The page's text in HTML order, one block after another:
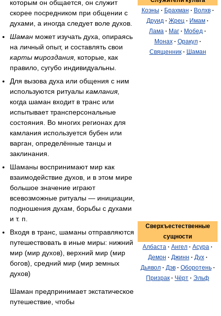
Коэны · Брахман · Волхв·
Друид · Жрец · Имам ·
Лама · Маг · Мобед ·
Монах· Оракул·
Священник· Шаман
Сверхъестественные
сущности
Албаста · Ангел · Асура ·
Демон · Джинн · Дух·
Дьявол· Дэв· Оборотень·
Призрак · Чёрт · Эльф
которым он общается, он служит
скорее посредником при общении с
духами, а иногда следует воле духов.
Шаман может изучать духа, опираясь
на личный опыт, и составлять свои
карты мироздания, которые, как
правило, сугубо индивидуальны.
Для вызова духа или общения с ним
используются ритуалы камлания,
когда шаман входит в транс или
испытывает трансперсональные
состояния. Во многих регионах для
камлания используется бубен или
варган, определённые танцы и
заклинания.
Шаманы воспринимают мир как
взаимодействие духов, и в этом мире
большое значение играют
всевозможные ритуалы — инициации,
подношения духам, борьбы с духами
и т. п.
Входя в транс, шаманы отправляются
путешествовать в иные миры: нижний
мир (мир духов), верхний мир (мир
богов), средний мир (мир земных
духов)
Шаман предпринимает экстатическое
путешествие, чтобы